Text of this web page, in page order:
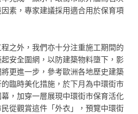
素，專家建議採用適合用於保育項
之外，我們亦十分注重施工期間的
安全圍網，以防建築物料墮下，影
更進一步，參考歐洲各地歷史建築
臨時美化措施，於下月為中環街市
，加穿一層展現中環街市保育活化
從觀賞這件「外衣」，預覽中環街